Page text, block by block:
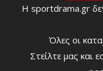
Η sportdrama.gr
Όλες οι
Στείλτε μας και